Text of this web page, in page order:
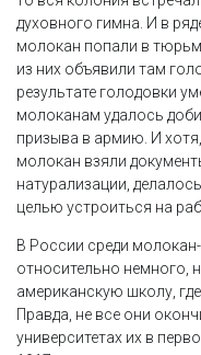
духовного гимна. И в
молокан попали в
из них объявили там
результате голодовки
молоканам удалось
призыва в армию. И
молокан взяли
натурализации,
целью устроиться на
В России среди
относительно немного,
американскую школу,
Правда, не все они
университетах их в